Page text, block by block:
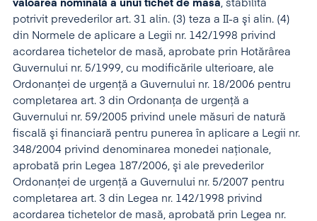
valoarea nominală a unui tichet de masă, stabilită
potrivit prevederilor art. 31 alin. (3) teza a II-a şi alin. (4)
din Normele de aplicare a Legii nr. 142/1998 privind
acordarea tichetelor de masă, aprobate prin Hotărârea
Guvernului nr. 5/1999, cu modificările ulterioare, ale
Ordonanţei de urgenţă a Guvernului nr. 18/2006 pentru
completarea art. 3 din Ordonanţa de urgenţă a
Guvernului nr. 59/2005 privind unele măsuri de natură
fiscală şi financiară pentru punerea în aplicare a Legii nr.
348/2004 privind denominarea monedei naţionale,
aprobată prin Legea 187/2006, şi ale prevederilor
Ordonanţei de urgenţă a Guvernului nr. 5/2007 pentru
completarea art. 3 din Legea nr. 142/1998 privind
acordarea tichetelor de masă, aprobată prin Legea nr.